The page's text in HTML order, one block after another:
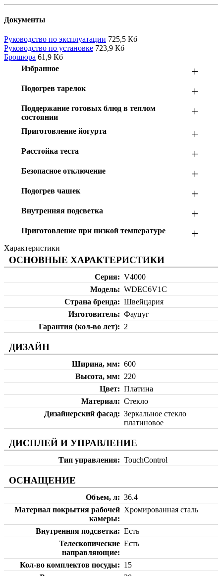
Документы
Руководство по эксплуатации 725,5 Кб
Руководство по установке 723,9 Кб
Брошюра 61,9 Кб
Избранное
+
Подогрев тарелок +
Поддержание готовых блюд в теплом
состоянии
+
Приготовление йогурта +
Расстойка теста +
Безопасное отключение +
Подогрев чашек +
Внутренняя подсветка +
Приготовление при низкой температуре +
Характеристики
ОСНОВНЫЕ ХАРАКТЕРИСТИКИ
Серия
V4000
Модель
WDEC6V1C
Страна бренда
Швейцария
Изготовитель
Фауцуг
Гарантия (кол-во лет)
2
ДИЗАЙН
Ширина, мм
600
Высота, мм
220
Цвет
Платина
Материал
Стекло
Дизайнерский фасад
Зеркальное стекло
платиновое
ДИСПЛЕЙ И УПРАВЛЕНИЕ
Тип управления TouchControl
ОСНАЩЕНИЕ
Объем, л
36.4
Материал покрытия рабочей
камеры
Хромированная сталь
Внутренняя подсветка
Есть
Телескопические
направляющие
Есть
Кол-во комплектов посуды
15